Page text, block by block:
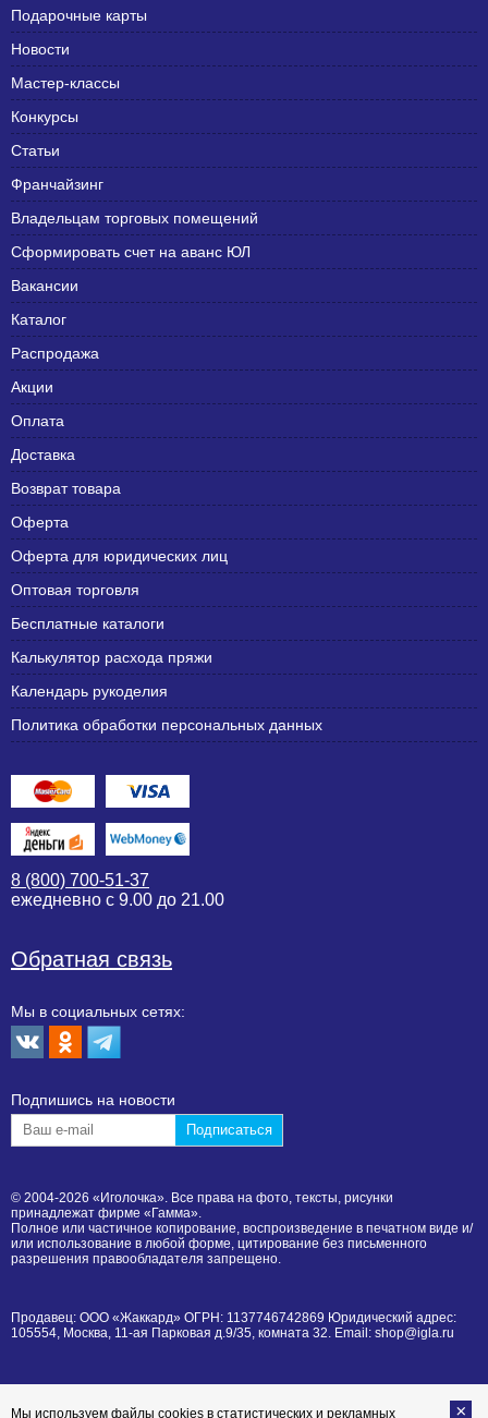
Подарочные карты
Новости
Мастер-классы
Конкурсы
Статьи
Франчайзинг
Владельцам торговых помещений
Сформировать счет на аванс ЮЛ
Вакансии
Каталог
Распродажа
Акции
Оплата
Доставка
Возврат товара
Оферта
Оферта для юридических лиц
Оптовая торговля
Бесплатные каталоги
Калькулятор расхода пряжи
Календарь рукоделия
Политика обработки персональных данных
8 (800) 700-51-37
ежедневно с 9.00 до 21.00
Обратная связь
Мы в социальных сетях:
Подпишиcь на новости
© 2004-2026 «Иголочка». Все права на фото, тексты, рисунки
принадлежат фирме «Гамма».
Полное или частичное копирование, воспроизведение в печатном виде и/
или использование в любой форме, цитирование без письменного
разрешения правообладателя запрещено.
Продавец: ООО «Жаккард» ОГРН: 1137746742869 Юридический адрес:
105554, Москва, 11-ая Парковая д.9/35, комната 32. Email: shop@igla.ru
Мы используем файлы cookies в статистических и рекламных